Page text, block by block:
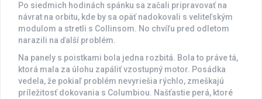
Po siedmich hodinách spánku sa začali pripravovať na
návrat na orbitu, kde by sa opäť nadokovali s veliteľským
modulom a stretli s Collinsom. No chvíľu pred odletom
narazili na ďalší problém.
Na panely s poistkami bola jedna rozbitá. Bola to práve tá,
ktorá mala za úlohu zapáliť vzostupný motor. Posádka
vedela, že pokiaľ problém nevyriešia rýchlo, zmeškajú
príležitosť dokovania s Columbiou. Našťastie perá, ktoré